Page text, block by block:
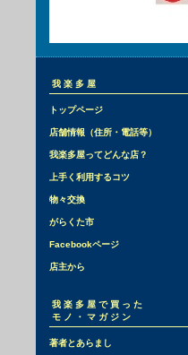
我楽多屋
トップページ
店舗情報（住所・電話等）
我楽多屋ってどんな店？
上手く利用するコツ
物々交換
がらくた市
Facebookページ
店主から
我楽多屋で買った
モノ・マガジン
著者とあらまし